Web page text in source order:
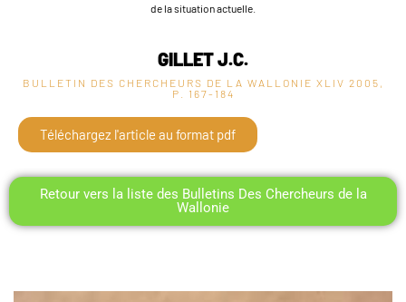
de la situation actuelle.
GILLET J.C.
BULLETIN DES CHERCHEURS DE LA WALLONIE XLIV 2005,
P. 167-184
Téléchargez l'article au format pdf
Retour vers la liste des Bulletins Des Chercheurs de la
Wallonie